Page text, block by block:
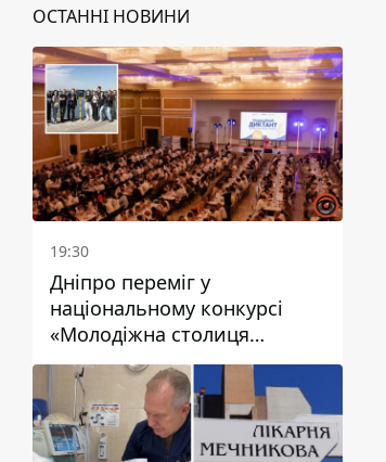
ОСТАННІ НОВИНИ
19:30
Дніпро переміг у
національному конкурсі
«Молодіжна столиця
України – 2026»